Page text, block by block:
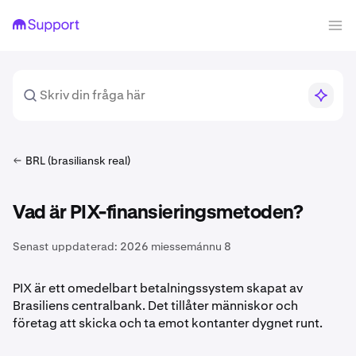
BRL (brasiliansk real)
Vad är PIX-finansieringsmetoden?
Senast uppdaterad: 2026 miessemánnu 8
PIX är ett omedelbart betalningssystem skapat av
Brasiliens centralbank. Det tillåter människor och
företag att skicka och ta emot kontanter dygnet runt.